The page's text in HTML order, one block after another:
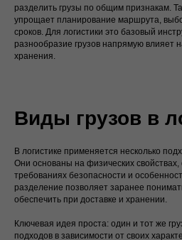
разделить грузы по общим признакам.
упрощает планирование маршрута,
сроков. Для логистики это базовый
разнообразие грузов напрямую влияет
хранения.
Виды грузов в
В логистике применяется несколько
Они основаны на физических свойствах,
требованиях безопасности и
разделение позволяет заранее
обеспечить при доставке и хранении.
Ключевая идея проста: один и тот же
подходов в зависимости от своих